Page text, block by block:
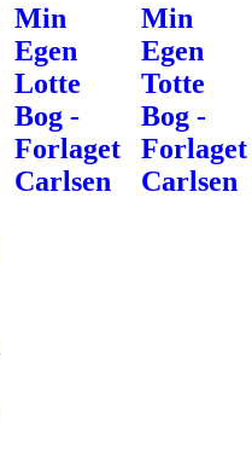
Min
Egen
Lotte
Bog -
Forlaget
Carlsen
Min
Egen
Totte
Bog -
Forlaget
Carlsen